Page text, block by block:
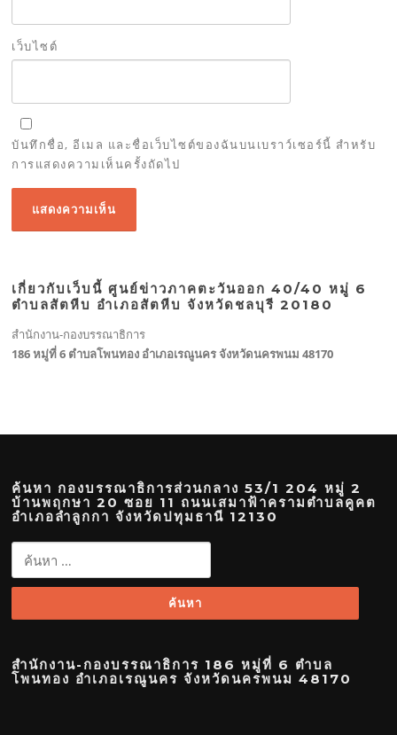
เว็บไซต์
บันทึกชื่อ, อีเมล และชื่อเว็บไซต์ของฉันบนเบราว์เซอร์นี้ สำหรับ
การแสดงความเห็นครั้งถัดไป
เกี่ยวกับเว็บนี้ ศูนย์ข่าวภาคตะวันออก 40/40 หมู่ 6
ตำบลสัตหีบ อำเภอสัตหีบ จังหวัดชลบุรี 20180
สำนักงาน-กองบรรณาธิการ
186 หมู่ที่ 6 ตำบลโพนทอง อำเภอเรณูนคร จังหวัดนครพนม 48170
ค้นหา กองบรรณาธิการส่วนกลาง 53/1 204 หมู่ 2
บ้านพฤกษา 20 ซอย 11 ถนนเสมาฟ้าครามตำบลคูคต
อำเภอลำลูกกา จังหวัดปทุมธานี 12130
ค้นหา
สำหรับ:
สำนักงาน-กองบรรณาธิการ 186 หมู่ที่ 6 ตำบล
โพนทอง อำเภอเรณูนคร จังหวัดนครพนม 48170